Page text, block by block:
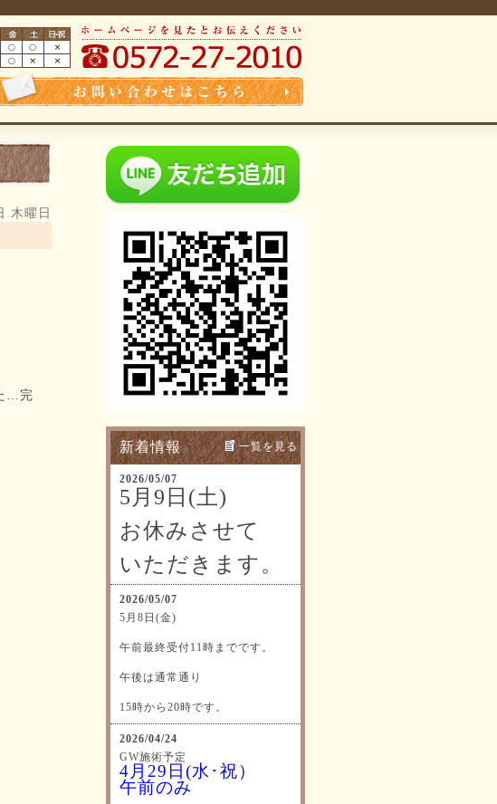
木曜日
…完
新着情報 一覧を見る
2026/05/07
5月9日(土)
お休みさせて
いただきます。
2026/05/07
5月8日(金)
午前最終受付11時までです。
午後は通常通り
15時から20時です。
2026/04/24
GW施術予定
4月29日(水･祝）
午前のみ